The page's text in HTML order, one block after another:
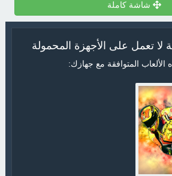
شاشة كاملة
لا تعمل على الأجهزة المحمولة
المتوافقة مع جهازك: